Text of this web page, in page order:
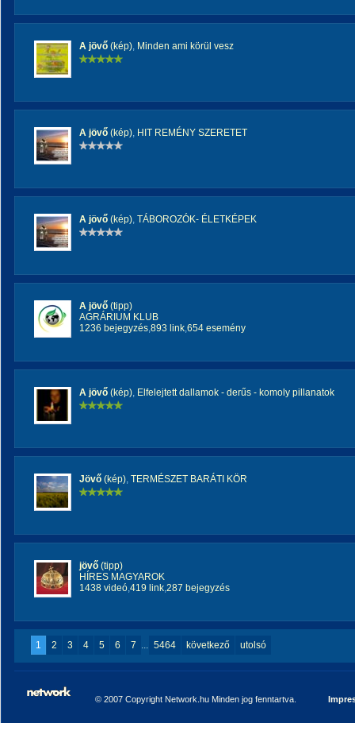
A jövő (kép), Minden ami körül vesz
A jövő (kép), HIT REMÉNY SZERETET
A jövő (kép), TÁBOROZÓK- ÉLETKÉPEK
A jövő (tipp)
AGRÁRIUM KLUB
1236 bejegyzés,893 link,654 esemény
A jövő (kép), Elfelejtett dallamok - derűs - komoly pillanatok
Jövő (kép), TERMÉSZET BARÁTI KÖR
jövő (tipp)
HÍRES MAGYAROK
1438 videó,419 link,287 bejegyzés
1 2 3 4 5 6 7 ... 5464 következő utolsó
© 2007 Copyright Network.hu Minden jog fenntartva.